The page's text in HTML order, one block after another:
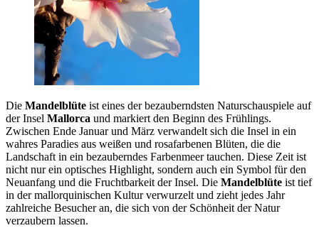
Die Mandelblüte ist eines der bezauberndsten Naturschauspiele auf
der Insel Mallorca und markiert den Beginn des Frühlings.
Zwischen Ende Januar und März verwandelt sich die Insel in ein
wahres Paradies aus weißen und rosafarbenen Blüten, die die
Landschaft in ein bezauberndes Farbenmeer tauchen. Diese Zeit ist
nicht nur ein optisches Highlight, sondern auch ein Symbol für den
Neuanfang und die Fruchtbarkeit der Insel. Die Mandelblüte ist tief
in der mallorquinischen Kultur verwurzelt und zieht jedes Jahr
zahlreiche Besucher an, die sich von der Schönheit der Natur
verzaubern lassen.